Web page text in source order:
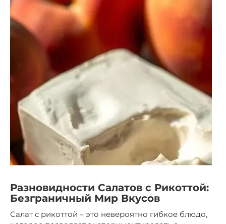
Разновидности Салатов с Рикоттой:
Безграничный Мир Вкусов
Салат с рикоттой – это невероятно гибкое блюдо,